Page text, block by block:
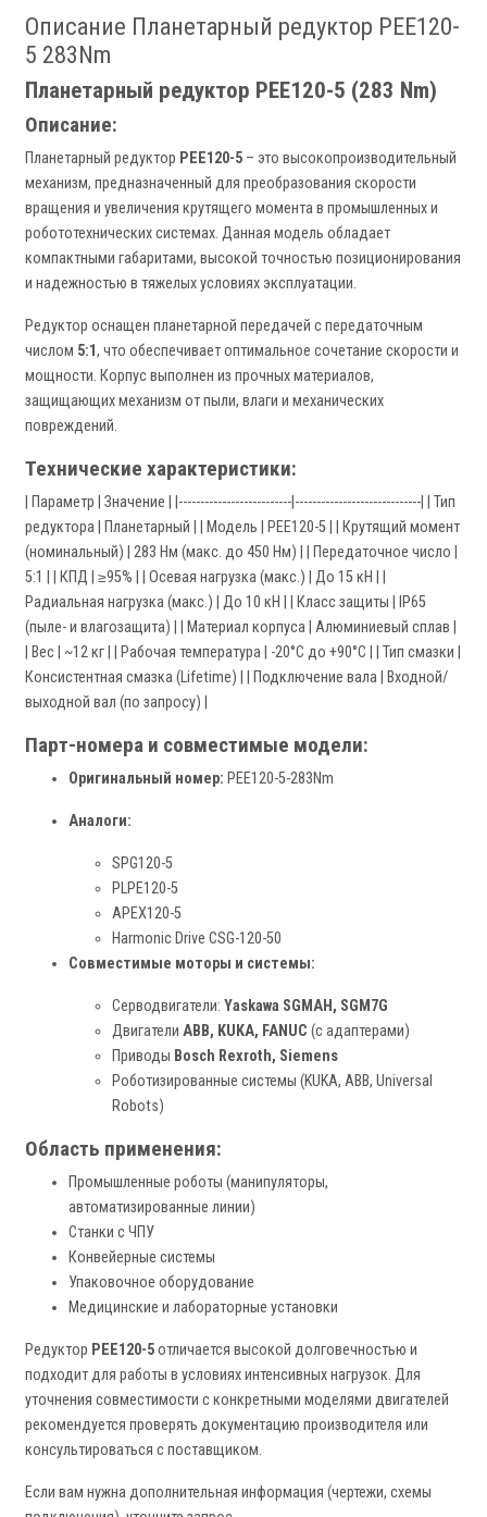
Описание Планетарный редуктор PEE120-
5 283Nm
Планетарный редуктор PEE120-5 (283 Nm)
Описание:
Планетарный редуктор PEE120-5 – это высокопроизводительный
механизм, предназначенный для преобразования скорости
вращения и увеличения крутящего момента в промышленных и
робототехнических системах. Данная модель обладает
компактными габаритами, высокой точностью позиционирования
и надежностью в тяжелых условиях эксплуатации.
Редуктор оснащен планетарной передачей с передаточным
числом 5:1, что обеспечивает оптимальное сочетание скорости и
мощности. Корпус выполнен из прочных материалов,
защищающих механизм от пыли, влаги и механических
повреждений.
Технические характеристики:
| Параметр | Значение | |--------------------------|-----------------------------| | Тип
редуктора | Планетарный | | Модель | PEE120-5 | | Крутящий момент
(номинальный) | 283 Нм (макс. до 450 Нм) | | Передаточное число |
5:1 | | КПД | ≥95% | | Осевая нагрузка (макс.) | До 15 кН | |
Радиальная нагрузка (макс.) | До 10 кН | | Класс защиты | IP65
(пыле- и влагозащита) | | Материал корпуса | Алюминиевый сплав |
| Вес | ~12 кг | | Рабочая температура | -20°C до +90°C | | Тип смазки |
Консистентная смазка (Lifetime) | | Подключение вала | Входной/
выходной вал (по запросу) |
Парт-номера и совместимые модели:
Оригинальный номер: PEE120-5-283Nm
Аналоги:
SPG120-5
PLPE120-5
APEX120-5
Harmonic Drive CSG-120-50
Совместимые моторы и системы:
Серводвигатели: Yaskawa SGMAH, SGM7G
Двигатели ABB, KUKA, FANUC (с адаптерами)
Приводы Bosch Rexroth, Siemens
Роботизированные системы (KUKA, ABB, Universal
Robots)
Область применения:
Промышленные роботы (манипуляторы,
автоматизированные линии)
Станки с ЧПУ
Конвейерные системы
Упаковочное оборудование
Медицинские и лабораторные установки
Редуктор PEE120-5отличается высокой долговечностью и
подходит для работы в условиях интенсивных нагрузок. Для
уточнения совместимости с конкретными моделями двигателей
рекомендуется проверять документацию производителя или
консультироваться с поставщиком.
Если вам нужна дополнительная информация (чертежи, схемы